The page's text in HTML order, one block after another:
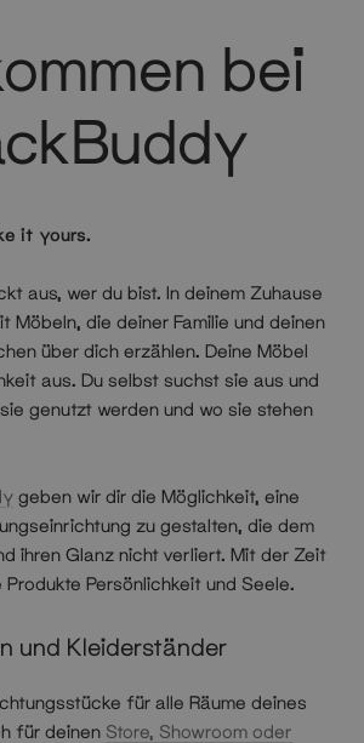
bei
it yours.
aus, wer du bist. In deinem Zuhause
Möbeln, die deiner Familie und deinen
über dich erzählen. Deine Möbel
aus. Du selbst suchst sie aus und
genutzt werden und wo sie stehen
geben wir dir die Möglichkeit, eine
zu gestalten, die dem
ihren Glanz nicht verliert. Mit der Zeit
Produkte Persönlichkeit und Seele.
und Kleiderständer
für alle Räume deines
für deinen Store, Showroom oder